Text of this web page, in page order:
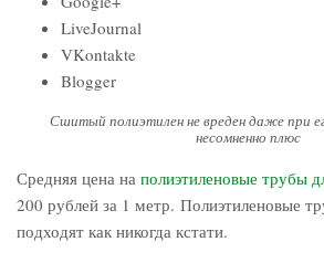
LiveJournal
VKontakte
Blogger
Сшитый полиэтилен не вреден даже при
несомненно плюс
Средняя цена на полиэтиленовые трубы
200 рублей за 1 метр. Полиэтиленовые
подходят как никогда кстати.